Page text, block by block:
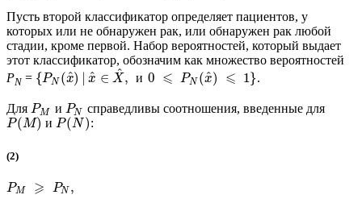
Пусть второй классификатор определяет пациентов, у
которых или не обнаружен рак, или обнаружен рак любой
стадии, кроме первой. Набор вероятностей, который выдает
этот классификатор, обозначим как множество вероятностей
PN = {PN (x
^) x
^ ∈ X
^, и 0 ⩽ PN (x
^) ⩽ 1}.
Для PM и PN справедливы соотношения, введенные для
P(M) и P(N ):
(2)
PM ⩾ PN ,